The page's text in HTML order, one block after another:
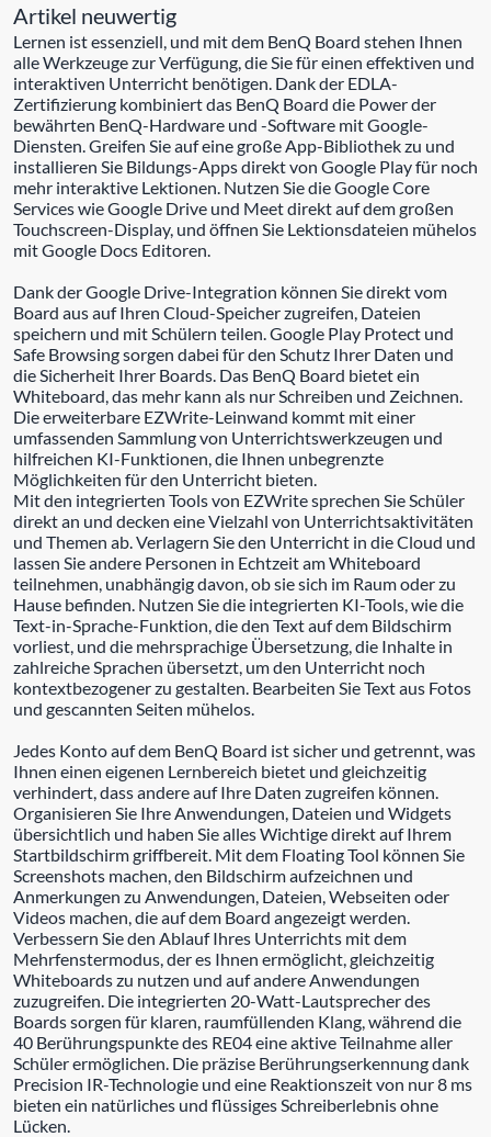
Artikel neuwertig
Lernen ist essenziell, und mit dem BenQ Board stehen Ihnen
alle Werkzeuge zur Verfügung, die Sie für einen effektiven und
interaktiven Unterricht benötigen. Dank der EDLA-
Zertifizierung kombiniert das BenQ Board die Power der
bewährten BenQ-Hardware und -Software mit Google-
Diensten. Greifen Sie auf eine große App-Bibliothek zu und
installieren Sie Bildungs-Apps direkt von Google Play für noch
mehr interaktive Lektionen. Nutzen Sie die Google Core
Services wie Google Drive und Meet direkt auf dem großen
Touchscreen-Display, und öffnen Sie Lektionsdateien mühelos
mit Google Docs Editoren.
Dank der Google Drive-Integration können Sie direkt vom
Board aus auf Ihren Cloud-Speicher zugreifen, Dateien
speichern und mit Schülern teilen. Google Play Protect und
Safe Browsing sorgen dabei für den Schutz Ihrer Daten und
die Sicherheit Ihrer Boards. Das BenQ Board bietet ein
Whiteboard, das mehr kann als nur Schreiben und Zeichnen.
Die erweiterbare EZWrite-Leinwand kommt mit einer
umfassenden Sammlung von Unterrichtswerkzeugen und
hilfreichen KI-Funktionen, die Ihnen unbegrenzte
Möglichkeiten für den Unterricht bieten.
Mit den integrierten Tools von EZWrite sprechen Sie Schüler
direkt an und decken eine Vielzahl von Unterrichtsaktivitäten
und Themen ab. Verlagern Sie den Unterricht in die Cloud und
lassen Sie andere Personen in Echtzeit am Whiteboard
teilnehmen, unabhängig davon, ob sie sich im Raum oder zu
Hause befinden. Nutzen Sie die integrierten KI-Tools, wie die
Text-in-Sprache-Funktion, die den Text auf dem Bildschirm
vorliest, und die mehrsprachige Übersetzung, die Inhalte in
zahlreiche Sprachen übersetzt, um den Unterricht noch
kontextbezogener zu gestalten. Bearbeiten Sie Text aus Fotos
und gescannten Seiten mühelos.
Jedes Konto auf dem BenQ Board ist sicher und getrennt, was
Ihnen einen eigenen Lernbereich bietet und gleichzeitig
verhindert, dass andere auf Ihre Daten zugreifen können.
Organisieren Sie Ihre Anwendungen, Dateien und Widgets
übersichtlich und haben Sie alles Wichtige direkt auf Ihrem
Startbildschirm griffbereit. Mit dem Floating Tool können Sie
Screenshots machen, den Bildschirm aufzeichnen und
Anmerkungen zu Anwendungen, Dateien, Webseiten oder
Videos machen, die auf dem Board angezeigt werden.
Verbessern Sie den Ablauf Ihres Unterrichts mit dem
Mehrfenstermodus, der es Ihnen ermöglicht, gleichzeitig
Whiteboards zu nutzen und auf andere Anwendungen
zuzugreifen. Die integrierten 20-Watt-Lautsprecher des
Boards sorgen für klaren, raumfüllenden Klang, während die
40 Berührungspunkte des RE04 eine aktive Teilnahme aller
Schüler ermöglichen. Die präzise Berührungserkennung dank
Precision IR-Technologie und eine Reaktionszeit von nur 8 ms
bieten ein natürliches und flüssiges Schreiberlebnis ohne
Lücken.